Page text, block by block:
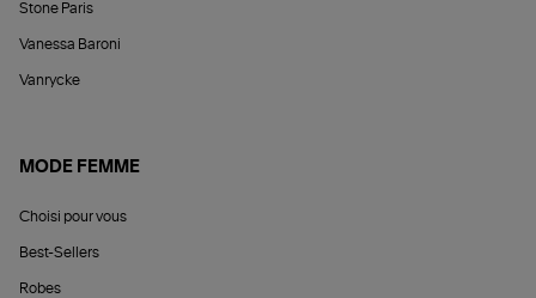
Stone Paris
Vanessa Baroni
Vanrycke
MODE FEMME
Choisi pour vous
Best-Sellers
Robes